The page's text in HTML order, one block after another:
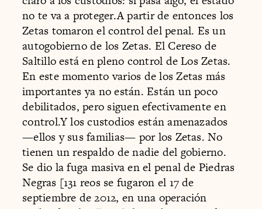
no te va a proteger.A partir de entonces los
Zetas tomaron el control del penal. Es un
autogobierno de los Zetas. El Cereso de
Saltillo está en pleno control de Los Zetas.
En este momento varios de los Zetas más
importantes ya no están. Están un poco
debilitados, pero siguen efectivamente en
control.Y los custodios están amenazados
—ellos y sus familias— por los Zetas. No
tienen un respaldo de nadie del gobierno.
Se dio la fuga masiva en el penal de Piedras
Negras [131 reos se fugaron el 17 de
septiembre de 2012, en una operación